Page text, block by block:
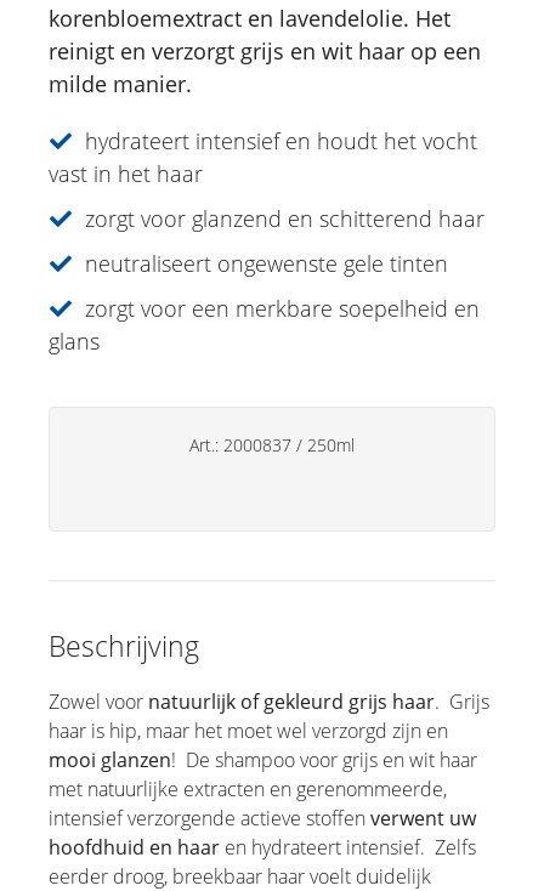
Sun Care
Specialiteiten
Lipverzorging
Deo's
Huishoudsproducten
korenbloemextract en lavendelolie. Het
reinigt en verzorgt grijs en wit haar op een
milde manier.
hydrateert intensief en houdt het vocht
vast in het haar
zorgt voor glanzend en schitterend haar
neutraliseert ongewenste gele tinten
zorgt voor een merkbare soepelheid en
glans
Art.: 2000837 / 250ml
Beschrijving
Zowel voor natuurlijk of gekleurd grijs haar. Grijs
haar is hip, maar het moet wel verzorgd zijn en
mooi glanzen! De shampoo voor grijs en wit haar
met natuurlijke extracten en gerenommeerde,
intensief verzorgende actieve stoffenverwent uw
hoofdhuid en haar en hydrateert intensief. Zelfs
eerder droog, breekbaar haar voelt duidelijk